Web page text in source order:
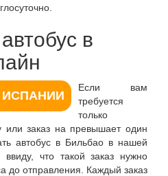
в
ИСПАНИИ
Если вам
требуется
только
или заказ на превышает один
автобус в Бильбао в нашей
что такой заказ нужно
до отправления. Каждый заказ